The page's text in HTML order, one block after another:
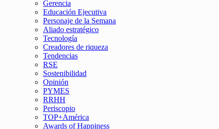
Gerencia
Educación Ejecutiva
Personaje de la Semana
Aliado estratégico
Tecnología
Creadores de riqueza
Tendencias
RSE
Sostenibilidad
Opinión
PYMES
RRHH
Periscopio
TOP+América
Awards of Happiness